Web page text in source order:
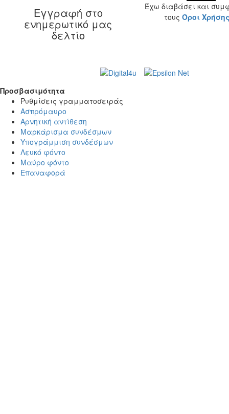
Εγγραφή στο
ενημερωτικό μας
δελτίο
Έχω διαβάσει και
τους Όροι
Προσβασιμότητα
Προσβασιμότητα
Ρυθμίσεις γραμματοσειράς
Ασπρόμαυρο
Αρνητική αντίθεση
Μαρκάρισμα συνδέσμων
Υπογράμμιση συνδέσμων
Λευκό φόντο
Μαύρο φόντο
Επαναφορά